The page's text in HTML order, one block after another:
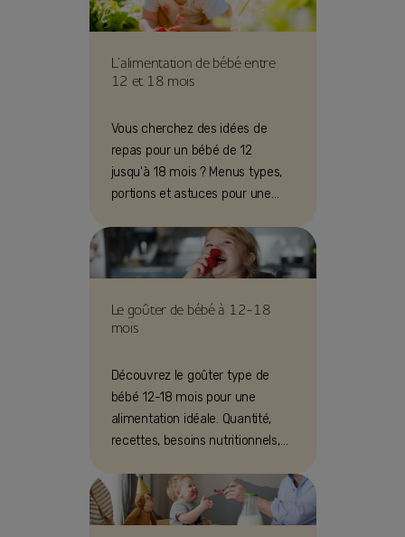
L’alimentation de bébé entre
12 et 18 mois
Vous cherchez des idées de
repas pour un bébé de 12
jusqu'à 18 mois ? Menus types,
portions et astuces pour une
Le goûter de bébé à 12-18
mois
Découvrez le goûter type de
bébé 12-18 mois pour une
alimentation idéale. Quantité,
recettes, besoins nutritionnels,
fruits crus en morceaux,
compotes... Suivez nos conseils
adaptés à son âge, dès un an !